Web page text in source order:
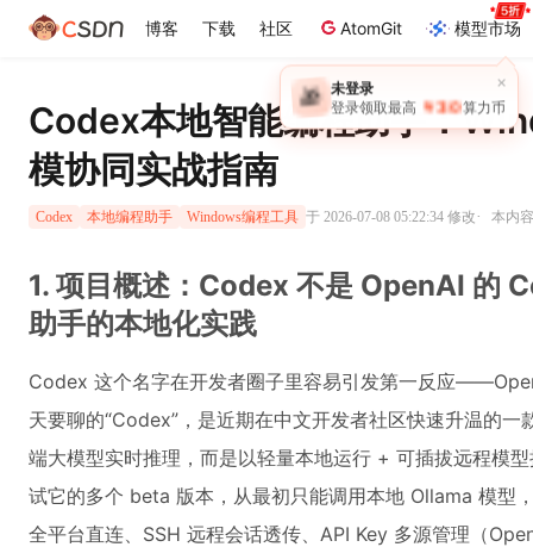
博客 下载 社区 AtomGit 模型市场
×
🎁 未登录
登录领取最高 ￥30 算力币
Codex本地智能编程助手：
模协同实战指南
Codex 本地编程助手 Windows编程工具 于 2026-07-08 05:22:34 修改· 本内
1. 项目概述：Codex 不是 OpenAI 的
助手的本地化实践
Codex 这个名字在开发者圈子里容易引发第一反应
天要聊的“Codex”，是近期在中文开发者社区快速升温的
端大模型实时推理，而是以轻量本地运行 + 可插拔远程模
试它的多个 beta 版本，从最初只能调用本地 Ollama 模型
全平台直连、SSH 远程会话透传、API Key 多源管理（